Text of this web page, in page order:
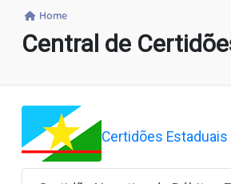
Home
Central de
Certidões Estaduais